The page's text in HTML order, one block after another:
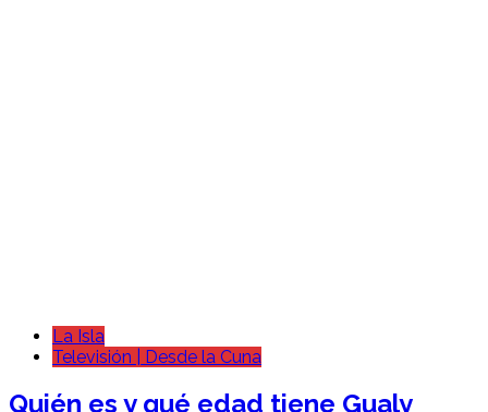
La Isla
Televisión | Desde la Cuna
Quién es y qué edad tiene Gualy